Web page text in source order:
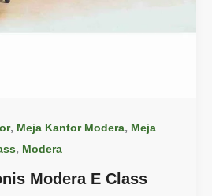
, Meja Kantor Modera, Meja
, Modera
Modera E Class